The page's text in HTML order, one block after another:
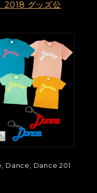
2018 グッズ公
Dance, Dance 201